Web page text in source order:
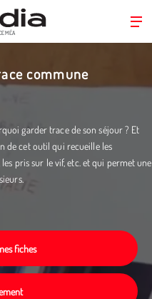
commune
garder trace de son séjour ? Et
de cet outil qui recueille les
pris sur le vif, etc. et qui permet une
fiches